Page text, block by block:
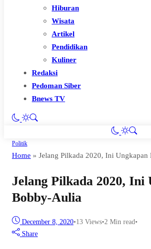
Hiburan
Wisata
Artikel
Pendidikan
Kuliner
Redaksi
Pedoman Siber
Bnews TV
Politik
Home » Jelang Pilkada 2020, Ini
Jelang Pilkada 2020, Ini
Bobby-Aulia
December 8, 2020•13 Views•2 Min read•
Share